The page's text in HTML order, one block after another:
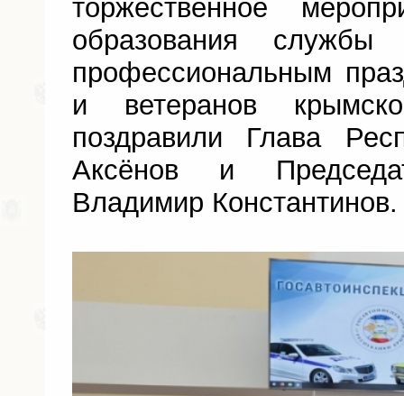
торжественное
образования службы
профессиональным
и ветеранов
поздравили Глава
Аксёнов и
Владимир Константинов.